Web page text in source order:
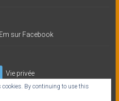
sur Facebook
Vie privée
cookies. By continuing to use this